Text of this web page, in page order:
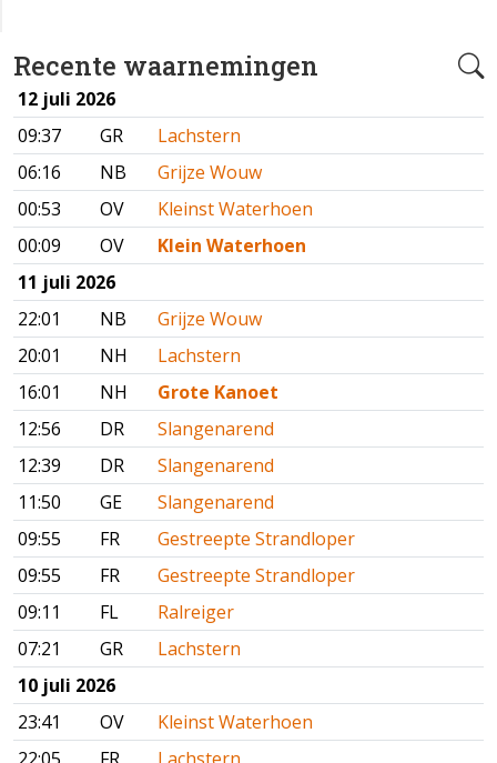
Recente waarnemingen
12 juli 2026
09:37
GR
Lachstern
06:16
NB
Grijze Wouw
00:53
OV
Kleinst Waterhoen
00:09
OV
Klein Waterhoen
11 juli 2026
22:01
NB
Grijze Wouw
20:01
NH
Lachstern
16:01
NH
Grote Kanoet
12:56
DR
Slangenarend
12:39
DR
Slangenarend
11:50
GE
Slangenarend
09:55
FR
Gestreepte Strandloper
09:55
FR
Gestreepte Strandloper
09:11
FL
Ralreiger
07:21
GR
Lachstern
10 juli 2026
23:41
OV
Kleinst Waterhoen